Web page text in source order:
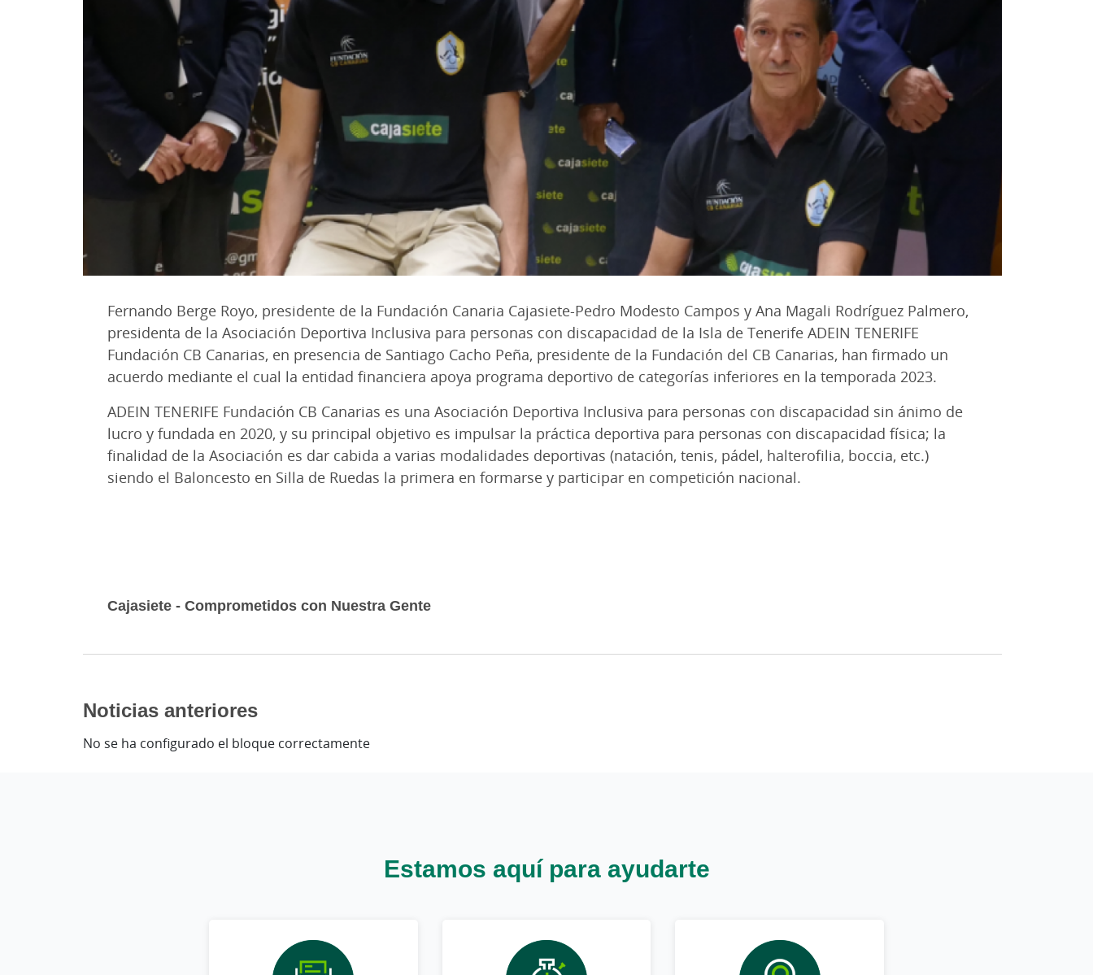
Fernando Berge Royo, presidente de la Fundación Canaria Cajasiete-Pedro Modesto Campos y Ana Magali Rodríguez Palmero,
presidenta de la Asociación Deportiva Inclusiva para personas con discapacidad de la Isla de Tenerife ADEIN TENERIFE
Fundación CB Canarias, en presencia de Santiago Cacho Peña, presidente de la Fundación del CB Canarias, han firmado un
acuerdo mediante el cual la entidad financiera apoya programa deportivo de categorías inferiores en la temporada 2023.
ADEIN TENERIFE Fundación CB Canarias es una Asociación Deportiva Inclusiva para personas con discapacidad sin ánimo de
lucro y fundada en 2020, y su principal objetivo es impulsar la práctica deportiva para personas con discapacidad física; la
finalidad de la Asociación es dar cabida a varias modalidades deportivas (natación, tenis, pádel, halterofilia, boccia, etc.)
siendo el Baloncesto en Silla de Ruedas la primera en formarse y participar en competición nacional.
Cajasiete - Comprometidos con Nuestra Gente
Noticias anteriores
No se ha configurado el bloque correctamente
Estamos aquí para ayudarte